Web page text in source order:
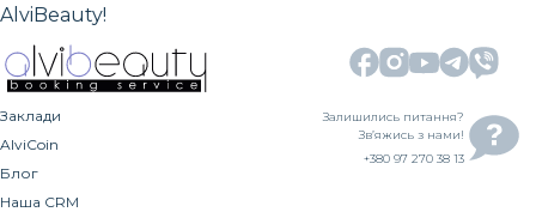
AlviBeauty!
Заклади
AlviCoin
Блог
Наша CRM
Залишились питання?
Зв’яжись з нами!
+380 97 270 38 13